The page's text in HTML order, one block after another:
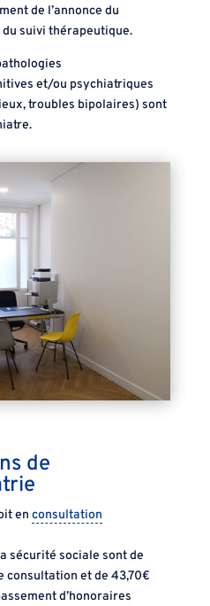
de l’annonce du
suivi thérapeutique.
et/ou psychiatriques
troubles bipolaires) sont
de
en consultation
sécurité sociale sont de
consultation et de 43,70€
d’honoraires